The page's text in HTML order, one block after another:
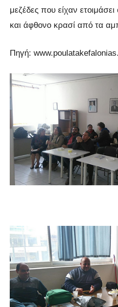
μεζέδες που είχαν
και άφθονο κρασί από τα
Πηγή: